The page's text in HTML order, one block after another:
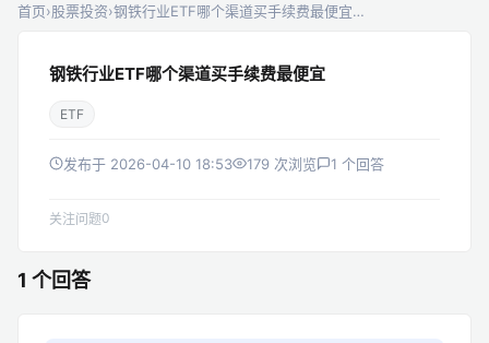
首页›股票投资›钢铁行业ETF哪个渠道买手续费最便宜…
钢铁行业ETF哪个渠道买手续费最便宜
ETF
发布于 2026-04-10 18:53 179 次浏览 1 个回答
关注问题0
1 个回答